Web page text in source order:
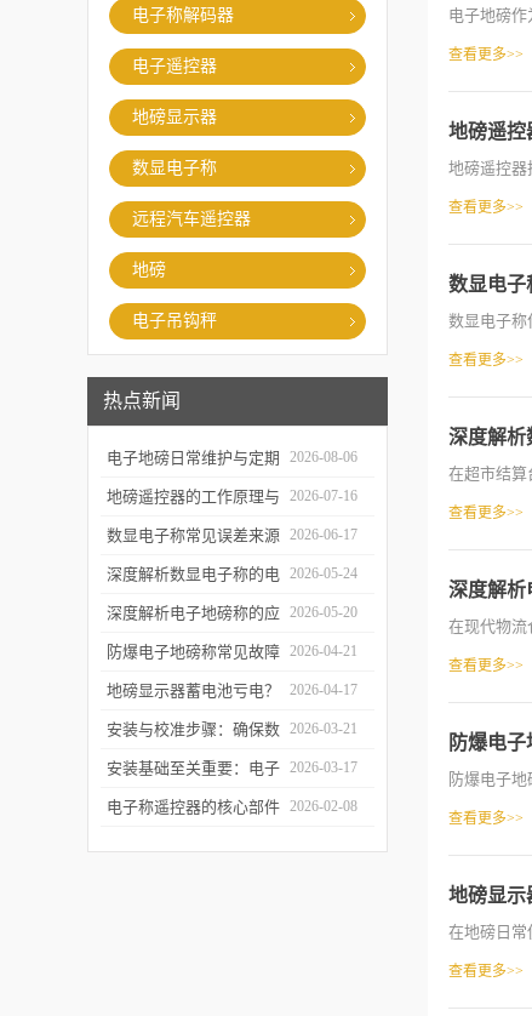
电子称解码器
电子遥控器
地磅显示器
数显电子称
远程汽车遥控器
地磅
电子吊钩秤
热点新闻
电子地磅日常维护与定期
检定制度：每季度自检、
每年法定检定与数据追溯
管理
2026-08-06
地磅遥控器的工作原理与
信号链路拆解：从射频发
射到称重干扰
2026-07-16
数显电子称常见误差来源
分析与软件滤波算法实现
2026-06-17
深度解析数显电子称的电
磁平衡传感原理与实操调
修
2026-05-24
深度解析电子地磅称的应
变片传感机制与防雷击实
操
2026-05-20
防爆电子地磅称常见故障
排查与日常维护指南
2026-04-21
地磅显示器蓄电池亏电？
教你延长待机时间的技巧
2026-04-17
安装与校准步骤：确保数
显电子称开箱即准
2026-03-21
安装基础至关重要：电子
地磅称的选址与基坑施工
2026-03-17
电子称遥控器的核心部件 2026-02-08
电子地磅
查看更多>>
地磅遥控
地磅遥控器
查看更多>>
数显电子
数显电子称
查看更多>>
深度解析
在超市结算
查看更多>>
深度解析
在现代物流
查看更多>>
防爆电
防爆电子
查看更多>>
地磅显示
在地磅日常
查看更多>>